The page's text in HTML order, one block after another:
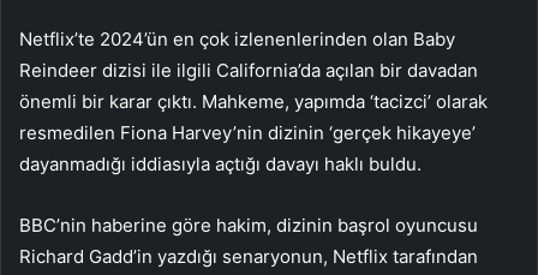
Netflix’te 2024’ün en çok izlenenlerinden olan Baby
Reindeer dizisi ile ilgili California’da açılan bir davadan
önemli bir karar çıktı. Mahkeme, yapımda ‘tacizci’ olarak
resmedilen Fiona Harvey’nin dizinin ‘gerçek hikayeye’
dayanmadığı iddiasıyla açtığı davayı haklı buldu.
BBC’nin haberine göre hakim, dizinin başrol oyuncusu
Richard Gadd’in yazdığı senaryonun, Netflix tarafından